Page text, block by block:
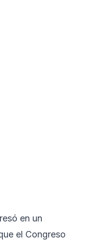
en un
el Congreso